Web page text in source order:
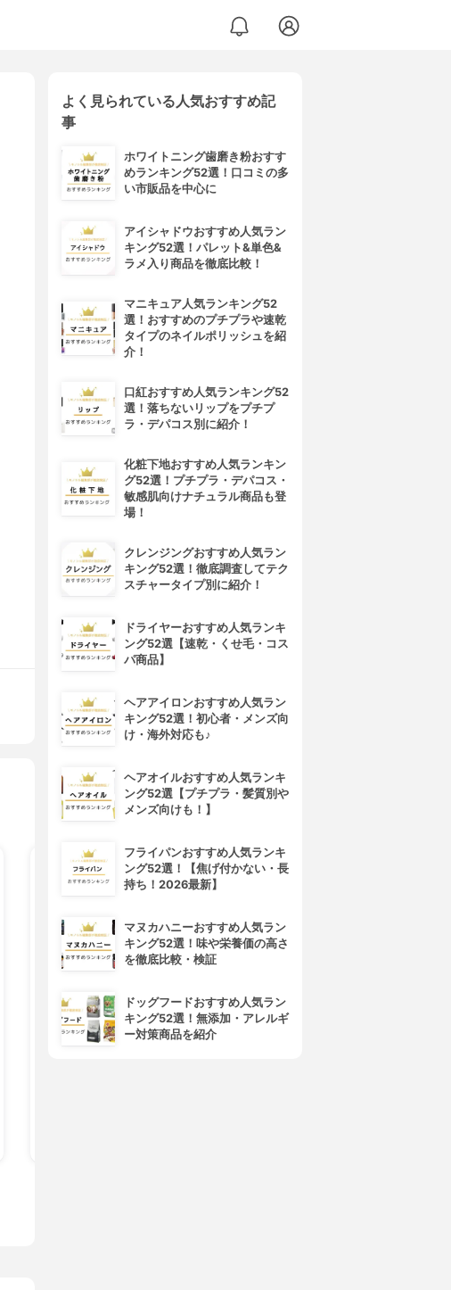
MAYBELLINE NEW YORK(メ
よく見られている人気おすすめ記
事
ホワイトニング歯磨き粉おすす
めランキング52選！口コミの多
い市販品を中心に
アイシャドウおすすめ人気ラン
キング52選！パレット&単色&
ラメ入り商品を徹底比較！
マニキュア人気ランキング52
選！おすすめのプチプラや速乾
タイプのネイルポリッシュを紹
介！
口紅おすすめ人気ランキング52
選！落ちないリップをプチプ
ラ・デパコス別に紹介！
化粧下地おすすめ人気ランキン
グ52選！プチプラ・デパコス・
敏感肌向けナチュラル商品も登
場！
クレンジングおすすめ人気ラン
キング52選！徹底調査してテク
スチャータイプ別に紹介！
ドライヤーおすすめ人気ランキ
ング52選【速乾・くせ毛・コス
パ商品】
ヘアアイロンおすすめ人気ラン
キング52選！初心者・メンズ向
け・海外対応も♪
ヘアオイルおすすめ人気ランキ
ング52選【プチプラ・髪質別や
メンズ向けも！】
フライパンおすすめ人気ランキ
ング52選！【焦げ付かない・長
持ち！2026最新】
マヌカハニーおすすめ人気ラン
キング52選！味や栄養価の高さ
を徹底比較・検証
ドッグフードおすすめ人気ラン
キング52選！無添加・アレルギ
ー対策商品を紹介